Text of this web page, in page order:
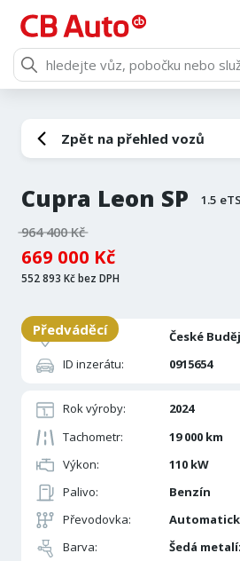
Zpět na přehled vozů
Cupra Leon SP 1.5
964 400 Kč
669 000 Kč
552 893 Kč bez DPH
Pobočka:
České
ID inzerátu:
0915654
Rok výroby:
2024
Tachometr:
19 000 km
Výkon:
110 kW
Palivo:
Benzín
Převodovka:
Barva:
Šedá
Předváděcí